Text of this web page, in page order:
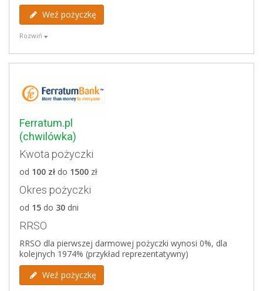
Weryfikowane bazy
Biuro Informacji Kredytowej
BIG Infomonitor
Krajowy Rejestr Długów
Weź pożyczkę
Rozwiń
Zalety
możliwość przedłużenia terminu spłaty
maksymalna kwota pożyczki do 5000 zł
Wady
pracuje tylko od poniedziałku do piątku
wysoka dolna granica wieku pożyczkobiorcy (od 20
weryfikuje bazy dłużników
Weryfikowane bazy
Biuro Informacji Kredytowej
BIG Infomonitor
ERIF
Krajowy Rejestr Długów
Ferratum.pl
(chwilówka)
Kwota pożyczki
od 100 zł do 1500 zł
Okres pożyczki
od 15 do 30 dni
RRSO
RRSO dla pierwszej darmowej pożyczki wynosi 0%, dla
kolejnych 1974% (przykład reprezentatywny)
Weź pożyczkę